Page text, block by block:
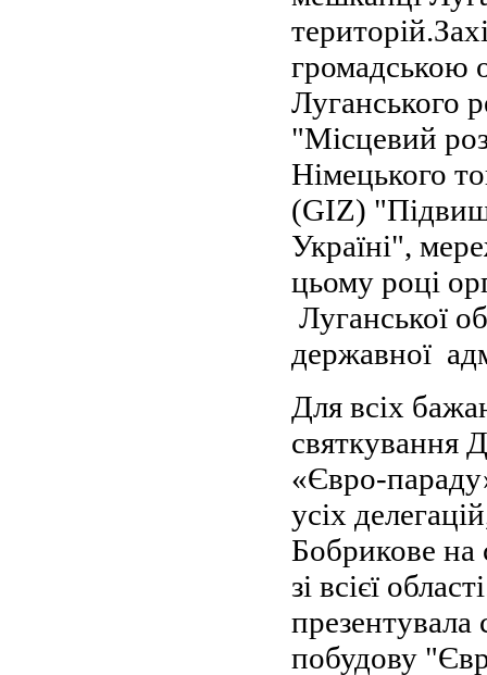
громадською
Луганського
"Місцевий
Німецького
(GIZ)
Україні",
цьому році
Луганської
державної
Для всіх
святкування
«Євро-
усіх
Бобрикове на
зі всієї
побудову